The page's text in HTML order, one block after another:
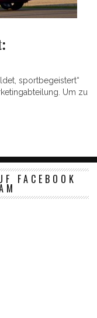
sportbegeistert“
Um zu
FACEBOOK